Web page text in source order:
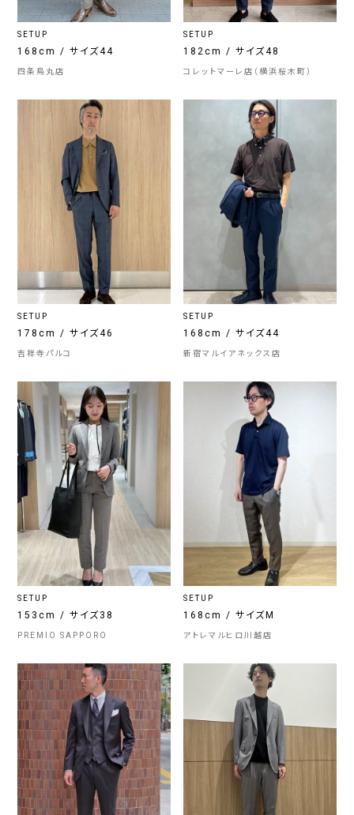
SETUP
168cm / サイズ44
四条烏丸店
SETUP
182cm / サイズ48
コレットマーレ店（横浜桜木町）
SETUP
178cm / サイズ46
吉祥寺パルコ
SETUP
168cm / サイズ44
新宿マルイアネックス店
SETUP
153cm / サイズ38
PREMIO SAPPORO
SETUP
168cm / サイズM
アトレマルヒロ川越店